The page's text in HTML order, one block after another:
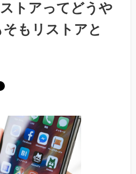
トアってどうや
もリストアと